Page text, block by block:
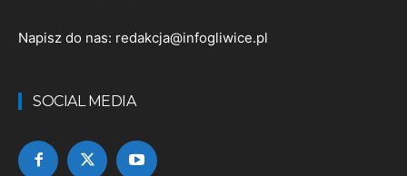
Napisz do nas: redakcja@infogliwice.pl
SOCIAL MEDIA